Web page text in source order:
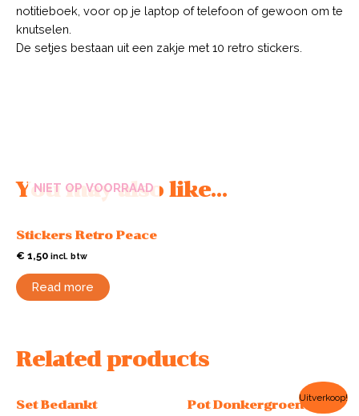
notitieboek, voor op je laptop of telefoon of gewoon om te
knutselen.
De setjes bestaan uit een zakje met 10 retro stickers.
You may also like…
NIET OP VOORRAAD
Stickers Retro Peace
€ 1,50 incl. btw
Read more
Related products
Set Bedankt
Uitverkoop!
Pot Donkergroen